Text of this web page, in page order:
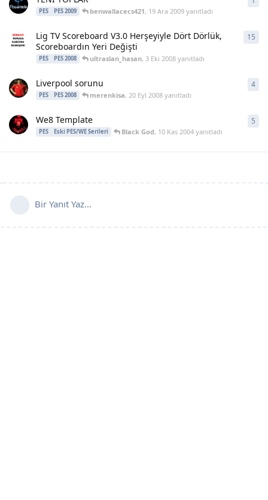
PES PES 2009 benwallacecs421, 19 Ara 2009yanıtladı
Lig TV Scoreboard V3.0 Herşeyiyle Dört Dörlük,
Scoreboardın Yeri Değişti
PES PES 2008 ultraslan_hasan, 3 Eki 2008yanıtladı
15
Liverpool sorunu
PES PES 2008 merenkisa, 20 Eyl 2008yanıtladı
4
We8 Template
PES Eski PES/WE Serileri Black God, 10 Kas 2004yanıtladı
5
Bir Yanıt Yaz...